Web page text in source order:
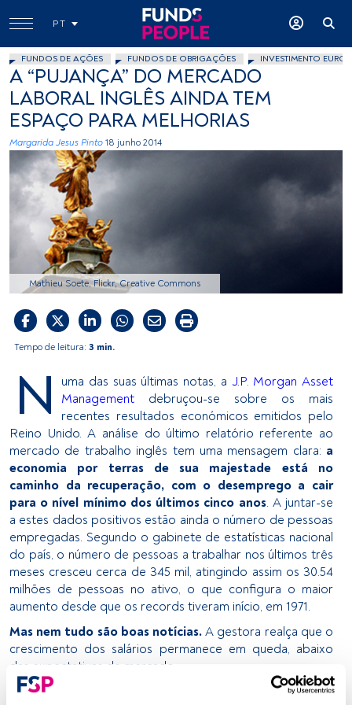
PT
FUNDOS DE AÇÕES FUNDOS DE OBRIGAÇÕES INVESTIMENTO
A “PUJANÇA” DO MERCADO
LABORAL INGLÊS AINDA TEM
ESPAÇO PARA MELHORIAS
Margarida Jesus Pinto 18 junho 2014
Mathieu Soete, Flickr, Creative Commons
Tempo de leitura: 3 min.
N uma das suas últimas notas, a J.P. Morgan Asset
Management debruçou-se sobre os mais
recentes resultados económicos emitidos pelo
Reino Unido. A análise do último relatório referente ao
mercado de trabalho inglês tem uma mensagem clara: a
economia por terras de sua majestade está no
caminho da recuperação, com o desemprego a cair
para o nível mínimo dos últimos cinco anos. A juntar-se
a estes dados positivos estão ainda o número de pessoas
empregadas. Segundo o gabinete de estatísticas nacional
do país, o número de pessoas a trabalhar nos últimos três
meses cresceu cerca de 345 mil, atingindo assim os 30.54
milhões de pessoas no ativo, o que configura o maior
aumento desde que os records tiveram início, em 1971.
Mas nem tudo são boas notícias.A gestora realça que o
crescimento dos salários permanece em queda, abaixo
das expectativas de mercado.
Emprego a recuperar em vários sentidos